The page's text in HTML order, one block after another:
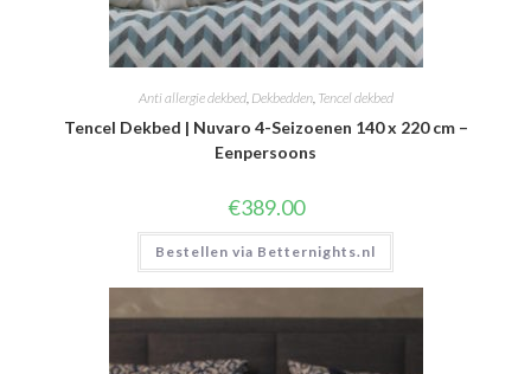
Anti allergie dekbed, Dekbedden, Tencel dekbed
Tencel Dekbed | Nuvaro 4-Seizoenen 140 x 220 cm –
Eenpersoons
€389.00
Bestellen via Betternights.nl